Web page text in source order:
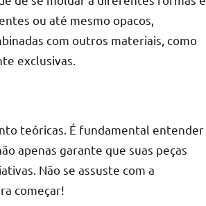
ou até mesmo opacos,
com outros materiais, como
exclusivas.
teóricas. É fundamental entender
apenas garante que suas peças
Não se assuste com a
começar!